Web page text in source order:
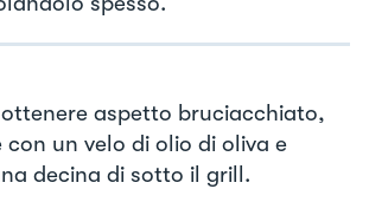
ottenere aspetto bruciacchiato,
con un velo di olio di oliva e
decina di sotto il grill.